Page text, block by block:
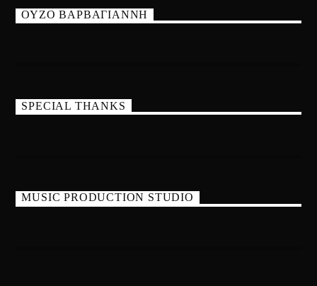
ΟΥΖΟ ΒΑΡΒΑΓΙΑΝΝΗ
SPECIAL THANKS
MUSIC PRODUCTION STUDIO